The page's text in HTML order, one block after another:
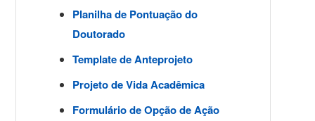
Planilha de Pontuação do
Doutorado
Template de Anteprojeto
Projeto de Vida Acadêmica
Formulário de Opção de Ação